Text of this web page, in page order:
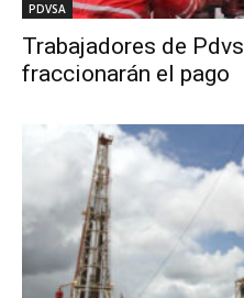
PDVSA
Trabajadores de
fraccionarán el pago